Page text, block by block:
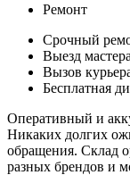
Ремонт
Срочный
Выезд мастера
Вызов
Бесплатная
Оперативный и
Никаких долгих
обращения. Склад
разных брендов и